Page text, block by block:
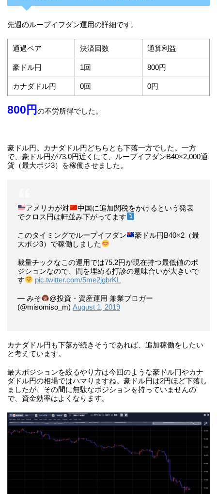
先週のループイフダン運用の詳細です。
通過ペア 決済回数 通算利益
豪ドル円 1回 800円
カナダドル円 0回 0円
800円 の不労所得でした。
豪ドル円。カナダドル円どちらとも下落一方でした。一方
で、豪ドル円が73.0円近くにて、ループイフダンB40×2,000通
貨（最大ポジ3）を稼働させました。
アメリカが対
中国に追加関税をかけるという発表
でクロス円は軒並み下がってます
このタイミングでループイフダン
豪ドル円B40×2（最
大ポジ3）で稼働しました
裁量チックなこの運用では75.2円が現在持つ最低値のポ
ジションなので、間を埋める打診の意味合いが大きいで
す
pic.twitter.com/5me2jgbrKL
— みそ
@投資・資産運用 兼業ブロガー
(@misomiso_m) August 1, 2019
カナダドル円も下落が続きそうであれば、追加稼働をしたい
と考えています。
最大ポジションを絞るやり方は今回のような豪ドル円やカナ
ダドル円の相場ではハマりますね。豪ドル円は2円ほど下落し
ましたが、その間に無駄なポジションを持っていませんの
で、資金効率はよくなります。